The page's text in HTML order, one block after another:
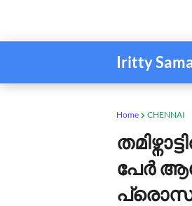
Iritty
Home CHENNAI
പേർ